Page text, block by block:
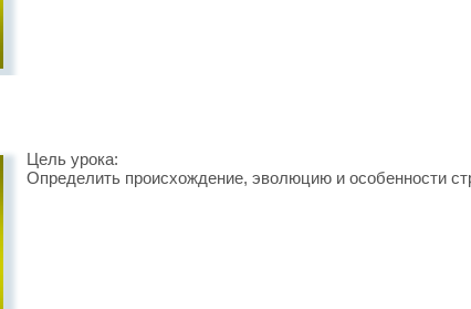
Цель урока:
Определить происхождение, эволюцию и особенности